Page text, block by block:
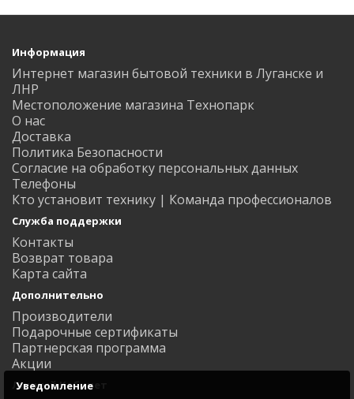
Информация
Интернет магазин бытовой техники в Луганске и
ЛНР
Местоположение магазина Технопарк
О нас
Доставка
Политика Безопасности
Согласие на обработку персональных данных
Телефоны
Кто установит технику | Команда профессионалов
Служба поддержки
Контакты
Возврат товара
Карта сайта
Дополнительно
Производители
Подарочные сертификаты
Партнерская программа
Акции
Личный Кабинет
Уведомление